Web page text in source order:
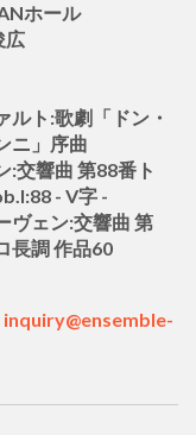
ホール
広
ルト:歌劇「ドン・
ニ」序曲
:交響曲 第88番ト
- V字 -
ヴェン:交響曲 第
長調 作品60
inquiry@ensemble-